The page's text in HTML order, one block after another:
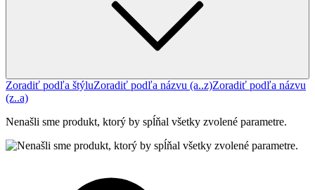
Zoradiť podľa štýluZoradiť podľa názvu (a..z)Zoradiť podľa názvu
(z..a)
Nenašli sme produkt, ktorý by spĺňal všetky zvolené parametre.